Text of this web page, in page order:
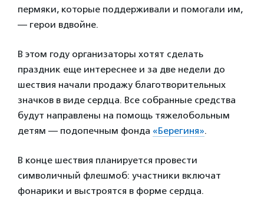
пермяки, которые поддерживали и помогали им,
— герои вдвойне.
В этом году организаторы хотят сделать
праздник еще интереснее и за две недели до
шествия начали продажу благотворительных
значков в виде сердца. Все собранные средства
будут направлены на помощь тяжелобольным
детям — подопечным фонда «Берегиня».
В конце шествия планируется провести
символичный флешмоб: участники включат
фонарики и выстроятся в форме сердца.